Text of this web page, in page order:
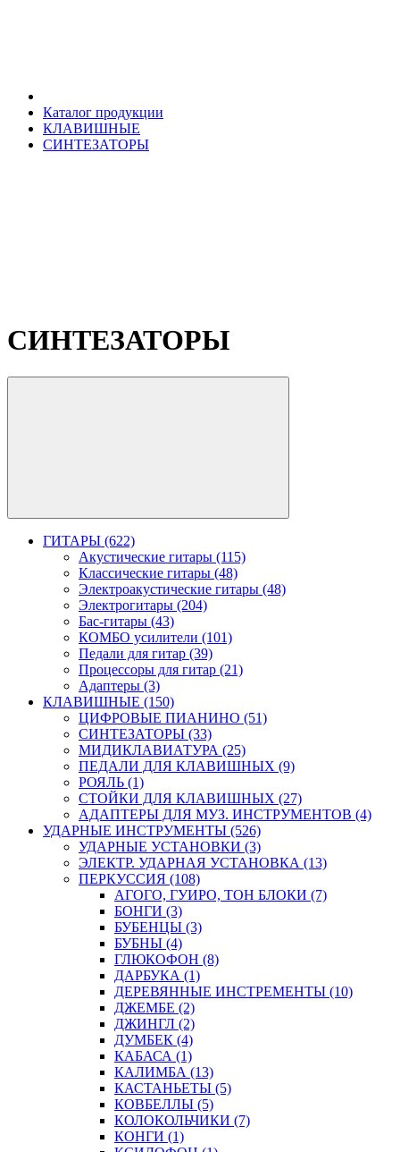
Каталог продукции
КЛАВИШНЫЕ
СИНТЕЗАТОРЫ
СИНТЕЗАТОРЫ
ГИТАРЫ (622)
Акустические гитары (115)
Классические гитары (48)
Электроакустические гитары (48)
Электрогитары (204)
Бас-гитары (43)
КОМБО усилители (101)
Педали для гитар (39)
Процессоры для гитар (21)
Адаптеры (3)
КЛАВИШНЫЕ (150)
ЦИФРОВЫЕ ПИАНИНО (51)
СИНТЕЗАТОРЫ (33)
МИДИКЛАВИАТУРА (25)
ПЕДАЛИ ДЛЯ КЛАВИШНЫХ (9)
РОЯЛЬ (1)
СТОЙКИ ДЛЯ КЛАВИШНЫХ (27)
АДАПТЕРЫ ДЛЯ МУЗ. ИНСТРУМЕНТОВ (4)
УДАРНЫЕ ИНСТРУМЕНТЫ (526)
УДАРНЫЕ УСТАНОВКИ (3)
ЭЛЕКТР. УДАРНАЯ УСТАНОВКА (13)
ПЕРКУССИЯ (108)
АГОГО, ГУИРО, ТОН БЛОКИ (7)
БОНГИ (3)
БУБЕНЦЫ (3)
БУБНЫ (4)
ГЛЮКОФОН (8)
ДАРБУКА (1)
ДЕРЕВЯННЫЕ ИНСТРЕМЕНТЫ (10)
ДЖЕМБЕ (2)
ДЖИНГЛ (2)
ДУМБЕК (4)
КАБАСА (1)
КАЛИМБА (13)
КАСТАНЬЕТЫ (5)
КОВБЕЛЛЫ (5)
КОЛОКОЛЬЧИКИ (7)
КОНГИ (1)